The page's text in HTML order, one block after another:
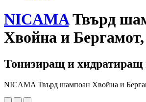
NICAMAТвърд
Хвойна и Бергамот,
Тонизиращ и
NICAMA Твърд шампоан Хвойна и